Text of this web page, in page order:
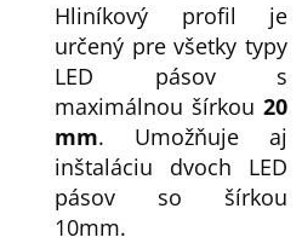
Hliníkový profil je
určený pre všetky typy
LED pásov s
maximálnou šírkou 20
mm. Umožňuje aj
inštaláciu dvoch LED
pásov so šírkou
10mm.